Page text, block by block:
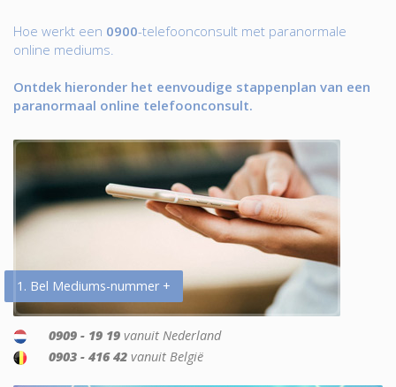
Hoe werkt een 0900-telefoonconsult met paranormale
online mediums.
Ontdek hieronder het eenvoudige stappenplan van een
paranormaal online telefoonconsult.
1. Bel Mediums-nummer +
0909 - 19 19 vanuit Nederland
0903 - 416 42 vanuit België